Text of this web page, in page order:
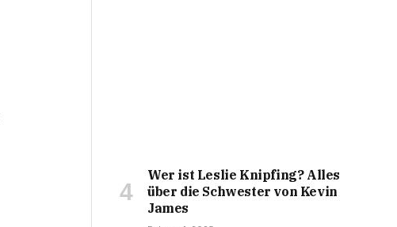
Wer ist Leslie Knipfing? Alles
über die Schwester von Kevin
James